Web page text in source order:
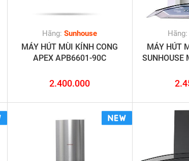
Hãng:Sunhouse
MÁY HÚT MÙI KÍNH CONG
APEX APB6601-90C
2.400.000
MÁY HÚT